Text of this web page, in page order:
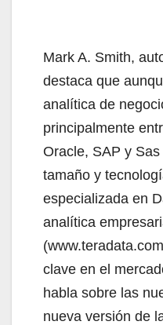
Mark A. Smith,
destaca que
analítica de
principalmente
Oracle, SAP y
tamaño y
especializada en
analítica
clave en el
habla sobre las
nueva versión de